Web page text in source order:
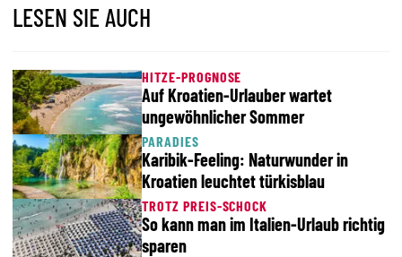
LESEN SIE AUCH
HITZE-PROGNOSE
Auf Kroatien-Urlauber wartet
ungewöhnlicher Sommer
PARADIES
Karibik-Feeling: Naturwunder in
Kroatien leuchtet türkisblau
TROTZ PREIS-SCHOCK
So kann man im Italien-Urlaub richtig
sparen